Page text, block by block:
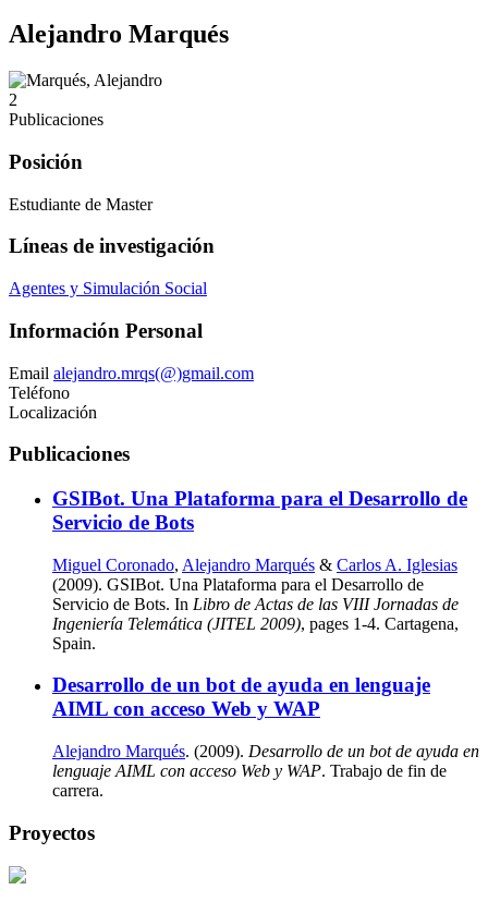
Alejandro Marqués
2
Publicaciones
Posición
Estudiante de Master
Líneas de investigación
Agentes y Simulación Social
Información Personal
Email alejandro.mrqs(@)gmail.com
Teléfono
Localización
Publicaciones
GSIBot. Una Plataforma para el Desarrollo de
Servicio de Bots
Miguel Coronado, Alejandro Marqués & Carlos A. Iglesias
(2009). GSIBot. Una Plataforma para el Desarrollo de
Servicio de Bots. In Libro de Actas de las VIII Jornadas de
Ingeniería Telemática (JITEL 2009), pages 1-4. Cartagena,
Spain.
Desarrollo de un bot de ayuda en lenguaje
AIML con acceso Web y WAP
Alejandro Marqués. (2009). Desarrollo de un bot de ayuda en
lenguaje AIML con acceso Web y WAP. Trabajo de fin de
carrera.
Proyectos